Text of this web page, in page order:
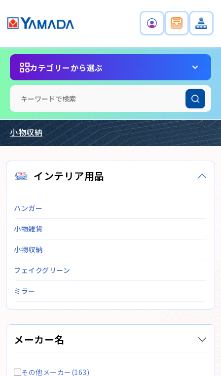
カテゴリーから選ぶ
小物収納
インテリア用品
ハンガー
小物雑貨
小物収納
フェイクグリーン
ミラー
メーカー名
その他メーカー(163)